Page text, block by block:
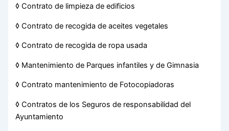
◊ Contrato de limpieza de edificios
◊ Contrato de recogida de aceites vegetales
◊ Contrato de recogida de ropa usada
◊ Mantenimiento de Parques infantiles y de Gimnasia
◊ Contrato mantenimiento de Fotocopiadoras
◊ Contratos de los Seguros de responsabilidad del
Ayuntamiento